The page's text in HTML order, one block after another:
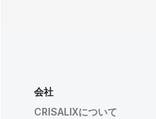
会社
CRISALIXについて